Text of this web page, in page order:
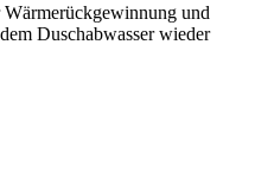
und
Duschabwasser wieder